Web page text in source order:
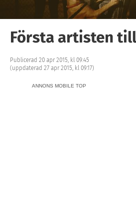
Första artisten
Publicerad 20 apr 2015, kl 09:45
(uppdaterad 27 apr 2015, kl 09:17)
ANNONS MOBILE TOP